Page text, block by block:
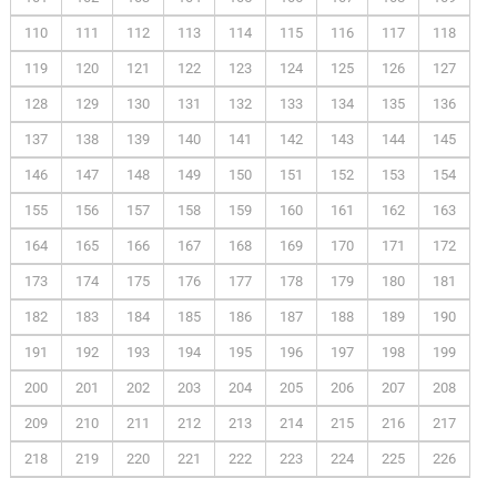
110 111 112 113 114 115 116 117 118
119 120 121 122 123 124 125 126 127
128 129 130 131 132 133 134 135 136
137 138 139 140 141 142 143 144 145
146 147 148 149 150 151 152 153 154
155 156 157 158 159 160 161 162 163
164 165 166 167 168 169 170 171 172
173 174 175 176 177 178 179 180 181
182 183 184 185 186 187 188 189 190
191 192 193 194 195 196 197 198 199
200 201 202 203 204 205 206 207 208
209 210 211 212 213 214 215 216 217
218 219 220 221 222 223 224 225 226